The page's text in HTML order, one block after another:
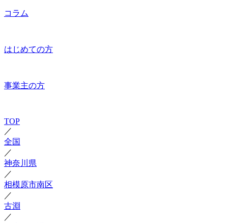
コラム
はじめての方
事業主の方
TOP
／
全国
／
神奈川県
／
相模原市南区
／
古淵
／